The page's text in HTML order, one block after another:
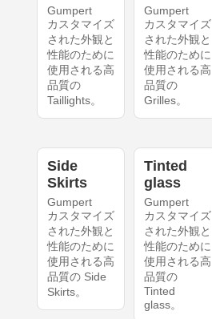
Gumpert
カスタマイズ
された外観と
性能のために
使用される高
品質の
Taillights。
Gumpert
カスタマイズ
された外観と
性能のために
使用される高
品質の
Grilles。
Side
Skirts
Gumpert
カスタマイズ
された外観と
性能のために
使用される高
品質の Side
Skirts。
Tinted
glass
Gumpert
カスタマイズ
された外観と
性能のために
使用される高
品質の
Tinted
glass。